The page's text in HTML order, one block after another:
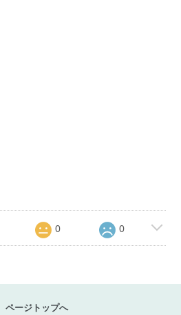
0 0
ページトップへ